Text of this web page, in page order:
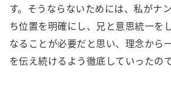
す。そうならないためには、私がナ
ち位置を明確にし、兄と意思統一を
なることが必要だと思い、理念から
を伝え続けるよう徹底していったので